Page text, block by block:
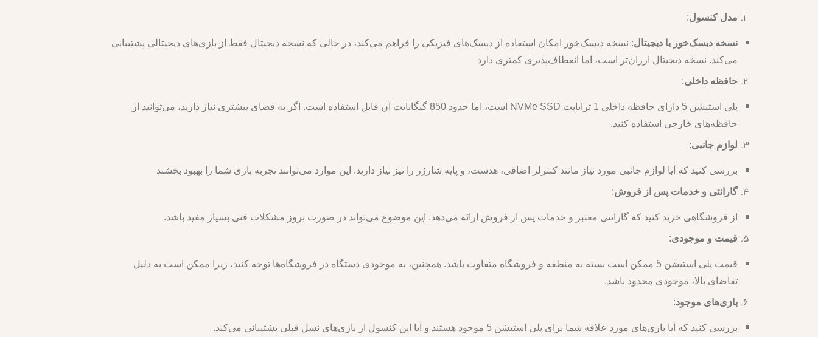
مدل کنسول:
نسخه دیسک‌خور یا دیجیتال: نسخه دیسک‌خور امکان استفاده از دیسک‌های فیزیکی را فراهم می‌کند، در حالی که نسخه دیجیتال فقط از بازی‌های دیجیتالی پشتیبانی
می‌کند. نسخه دیجیتال ارزان‌تر است، اما انعطاف‌پذیری کمتری دارد
حافظه داخلی:
پلی استیشن 5 دارای حافظه داخلی 1 ترابایت NVMe SSD است، اما حدود 850 گیگابایت آن قابل استفاده است. اگر به فضای بیشتری نیاز دارید، می‌توانید از
حافظه‌های خارجی استفاده کنید.
لوازم جانبی:
بررسی کنید که آیا لوازم جانبی مورد نیاز مانند کنترلر اضافی، هدست، و پایه شارژر را نیز نیاز دارید. این موارد می‌توانند تجربه بازی شما را بهبود بخشند
گارانتی و خدمات پس از فروش:
از فروشگاهی خرید کنید که گارانتی معتبر و خدمات پس از فروش ارائه می‌دهد. این موضوع می‌تواند در صورت بروز مشکلات فنی بسیار مفید باشد.
قیمت و موجودی:
قیمت پلی استیشن 5 ممکن است بسته به منطقه و فروشگاه متفاوت باشد. همچنین، به موجودی دستگاه در فروشگاه‌ها توجه کنید، زیرا ممکن است به دلیل
تقاضای بالا، موجودی محدود باشد.
بازی‌های موجود:
بررسی کنید که آیا بازی‌های مورد علاقه شما برای پلی استیشن 5 موجود هستند و آیا این کنسول از بازی‌های نسل قبلی پشتیبانی می‌کند.